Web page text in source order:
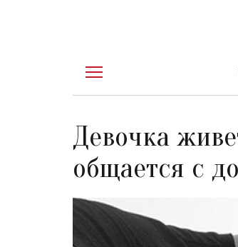
Девочка
общается с